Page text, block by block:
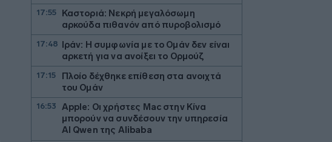
17:55
Καστοριά: Νεκρή μεγαλόσωμη
αρκούδα πιθανόν από πυροβολισμό
17:48 Ιράν: Η συμφωνία με το Ομάν δεν είναι
αρκετή για να ανοίξει το Ορμούζ
17:15
Πλοίο δέχθηκε επίθεση στα ανοιχτά
του Ομάν
16:53
Apple: Οι χρήστες Mac στην Κίνα
μπορούν να συνδέσουν την υπηρεσία
AI Qwen της Alibaba